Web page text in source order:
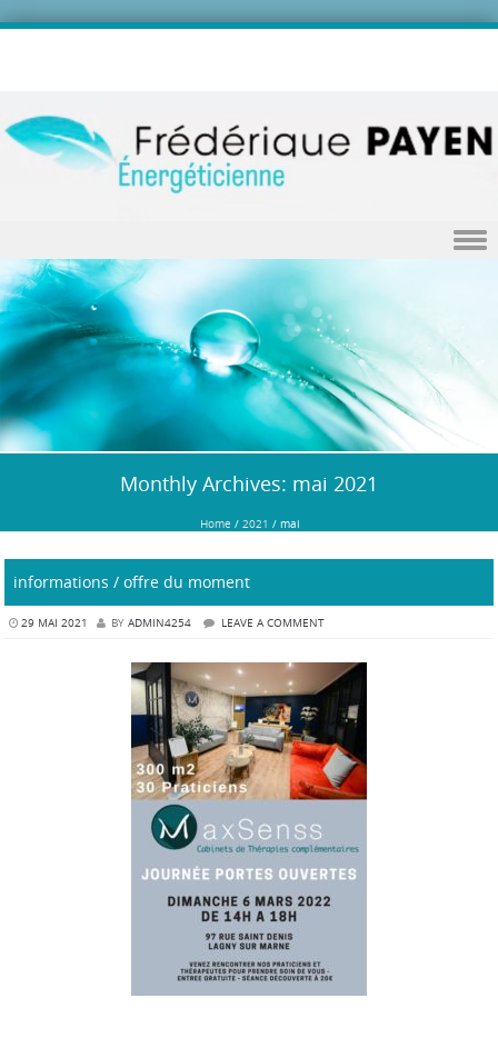
Skip to content
Monthly Archives: mai 2021
Home / 2021 / mai
informations / offre du moment
29 MAI 2021 BY ADMIN4254 LEAVE A COMMENT